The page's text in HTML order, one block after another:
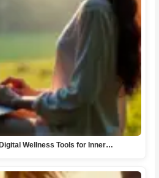
Wellness Tools for Inner…